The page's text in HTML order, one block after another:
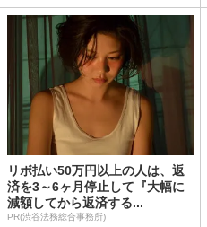
リボ払い50万円以上の人は、返
済を3～6ヶ月停止して『大幅に
減額してから返済する...
PR(渋谷法務総合事務所)